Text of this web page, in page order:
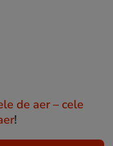
de aer – cele
!